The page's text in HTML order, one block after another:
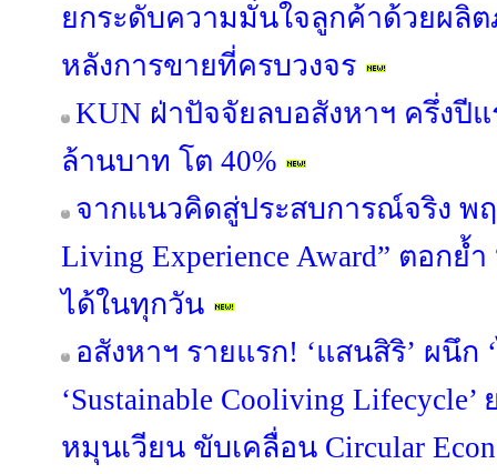
ยกระดับความมั่นใจลูกค้าด้วยผ
หลังการขายที่ครบวงจร
KUN ฝ่าปัจจัยลบอสังหาฯ ครึ่งปี
ล้านบาท โต 40%
จากแนวคิดสู่ประสบการณ์จริง พ
Living Experience Award” ตอกย้
ได้ในทุกวัน
อสังหาฯ รายแรก! ‘แสนสิริ’ ผนึก
‘Sustainable Cooliving
หมุนเวียน ขับเคลื่อน Circular